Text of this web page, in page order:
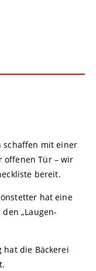
schaffen mit einer
offenen Tür – wir
bereit.
hat eine
„Laugen-
hat die Bäckerei